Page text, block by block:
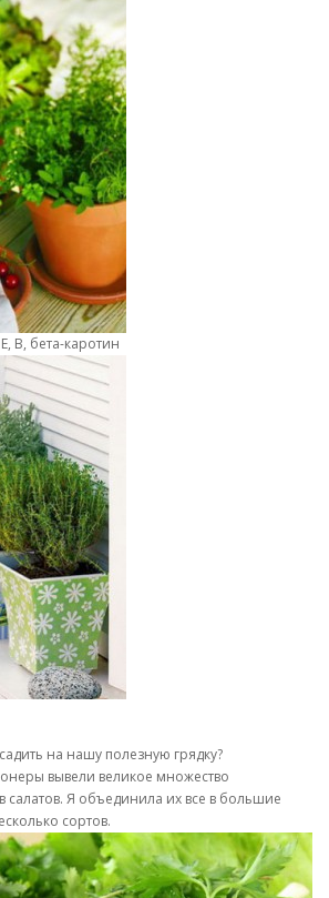
В, бета-каротин
на нашу полезную грядку?
вывели великое множество
салатов. Я объединила их все в большие
сортов.